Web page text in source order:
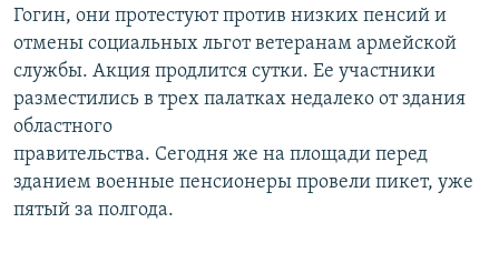
РАСПИСАНИЕ ВЕЩАНИЯ
ПОДПИШИТЕСЬ НА РАССЫЛКУ
СОЦИАЛЬНЫЕ СЕТИ
Гогин, они протестуют против низких пенсий и
отмены социальных льгот ветеранам армейской
службы. Акция продлится сутки. Ее участники
разместились в трех палатках недалеко от здания
областного
правительства. Сегодня же на площади перед
зданием военные пенсионеры провели пикет, уже
пятый за полгода.